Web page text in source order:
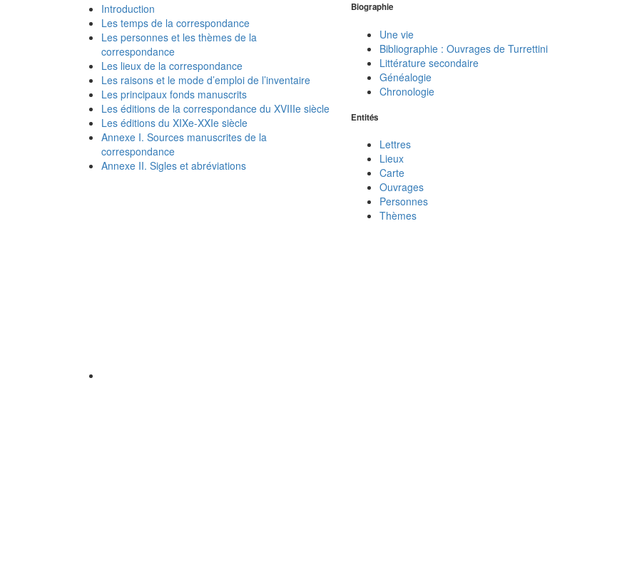
Introduction
Les temps de la correspondance
Les personnes et les thèmes de la
correspondance
Les lieux de la correspondance
Les raisons et le mode d’emploi de l’inventaire
Les principaux fonds manuscrits
Les éditions de la correspondance du XVIIIe siècle
Les éditions du XIXe-XXIe siècle
Annexe I. Sources manuscrites de la
correspondance
Annexe II. Sigles et abréviations
Biographie
Une vie
Bibliographie : Ouvrages de Turrettini
Littérature secondaire
Généalogie
Chronologie
Entités
Lettres
Lieux
Carte
Ouvrages
Personnes
Thèmes